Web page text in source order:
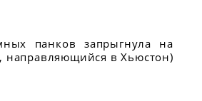
панков запрыгнула на
направляющийся в Хьюстон)